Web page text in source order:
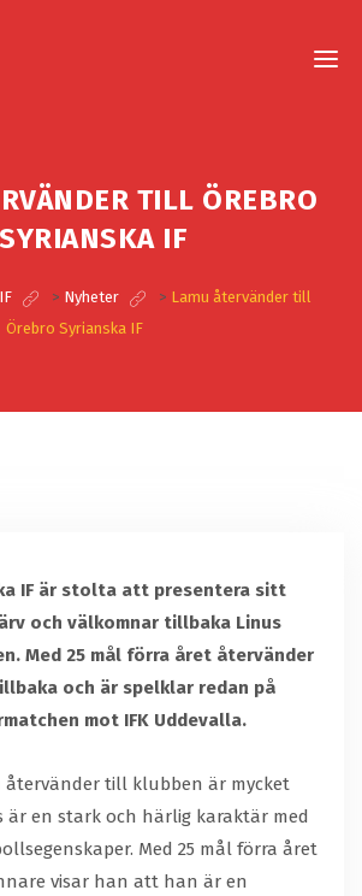
TILL ÖREBRO
SYRIANSKA IF
> Nyheter > Lamu återvänder till
Örebro Syrianska IF
IF är stolta att presentera sitt
och välkomnar tillbaka Linus
Med 25 mål förra året återvänder
och är spelklar redan på
mot IFK Uddevalla.
återvänder till klubben är mycket
är en stark och härlig karaktär med
Med 25 mål förra året
visar han att han är en